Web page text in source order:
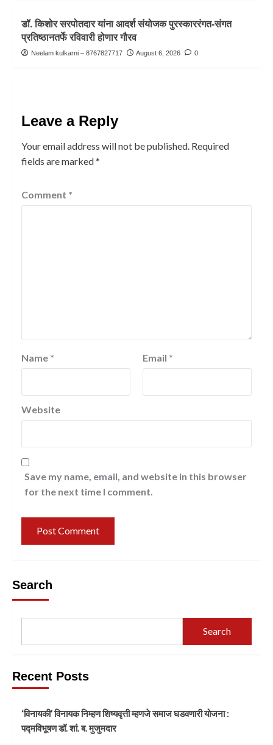
डॉ. किशोर सरपोतदार यांना आदर्श संयोजक पुरस्काररंगत-संगत
प्रतिष्ठानतर्फे रविवारी होणार गौरव
Neelam kulkarni – 8767827717 August 6, 2026 0
Leave a Reply
Your email address will not be published. Required
fields are marked*
Comment *
Name * Email *
Website
Save my name, email, and website in this browser
for the next time I comment.
Search
Search
Recent Posts
‘विनायकी’ विनायक निम्हण शिष्यवृत्ती म्हणजे समाज घडवणारी योजना :
पद्मविभूषण डॉ. शां. ब. मुजुमदार